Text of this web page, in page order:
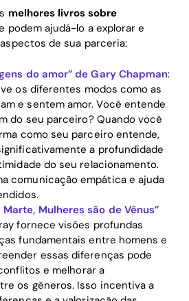
melhores livros sobre
podem ajudá-lo a explorar e
de sua parceria:
do amor” de Gary Chapman:
os diferentes modos como as
e sentem amor. Você entende
do seu parceiro? Quando você
como seu parceiro entende,
a profundidade
do seu relacionamento.
comunicação empática e ajuda
Mulheres são de Vênus”
fornece visões profundas
fundamentais entre homens e
essas diferenças pode
e melhorar a
os gêneros. Isso incentiva a